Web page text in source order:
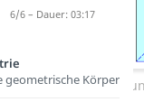
Pyramide
6/6 – Dauer: 03:17
geometrische Körper